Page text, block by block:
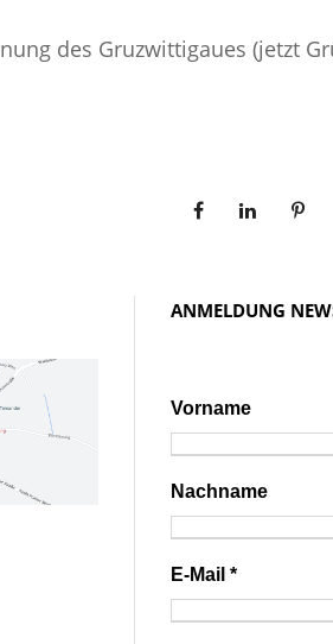
des Gruzwittigaues (jetzt
ANMELDUNG
Vorname
Nachname
E-Mail *